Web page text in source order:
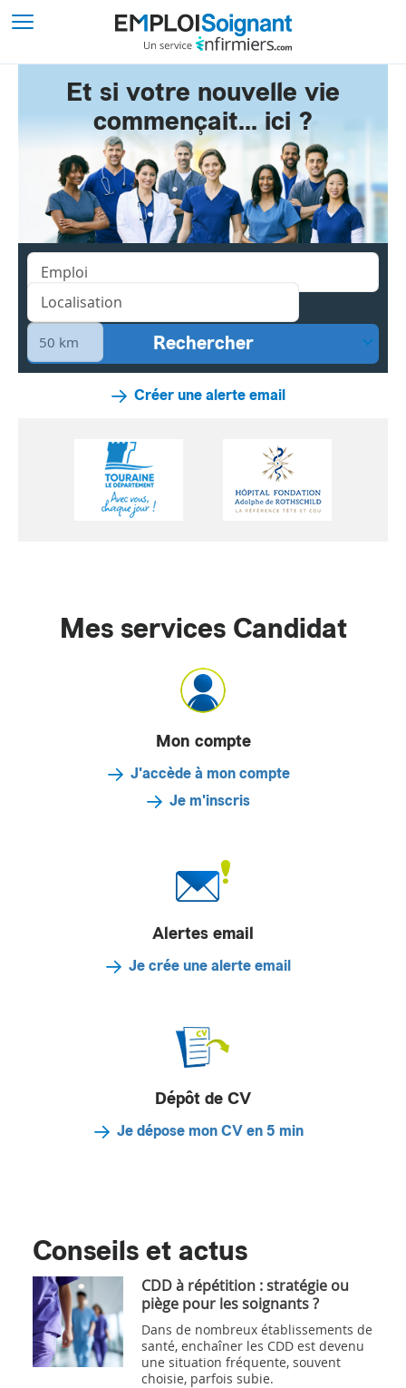
Et si votre nouvelle vie
commençait... ici ?
Créer une alerte email
Mes services Candidat
Mon compte
J'accède à mon compte
Je m'inscris
Alertes email
Je crée une alerte email
Dépôt de CV
Je dépose mon CV en 5 min
Conseils et actus
CDD à répétition : stratégie ou
piège pour les soignants ?
Dans de nombreux établissements de
santé, enchaîner les CDD est devenu
une situation fréquente, souvent
choisie, parfois subie.